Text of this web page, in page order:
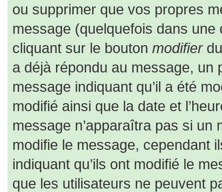
ou supprimer que vos propres
message (quelquefois dans
cliquant sur le bouton modifierdu
a déjà répondu au message, un
message indiquant qu’il a été
modifié ainsi que la date et
message n’apparaîtra pas si
modifie le message, cependant
indiquant qu’ils ont modifié le
que les utilisateurs ne peuvent